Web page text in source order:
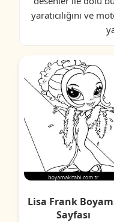
yaratıcılığını ve
Lisa Frank
Sayfası